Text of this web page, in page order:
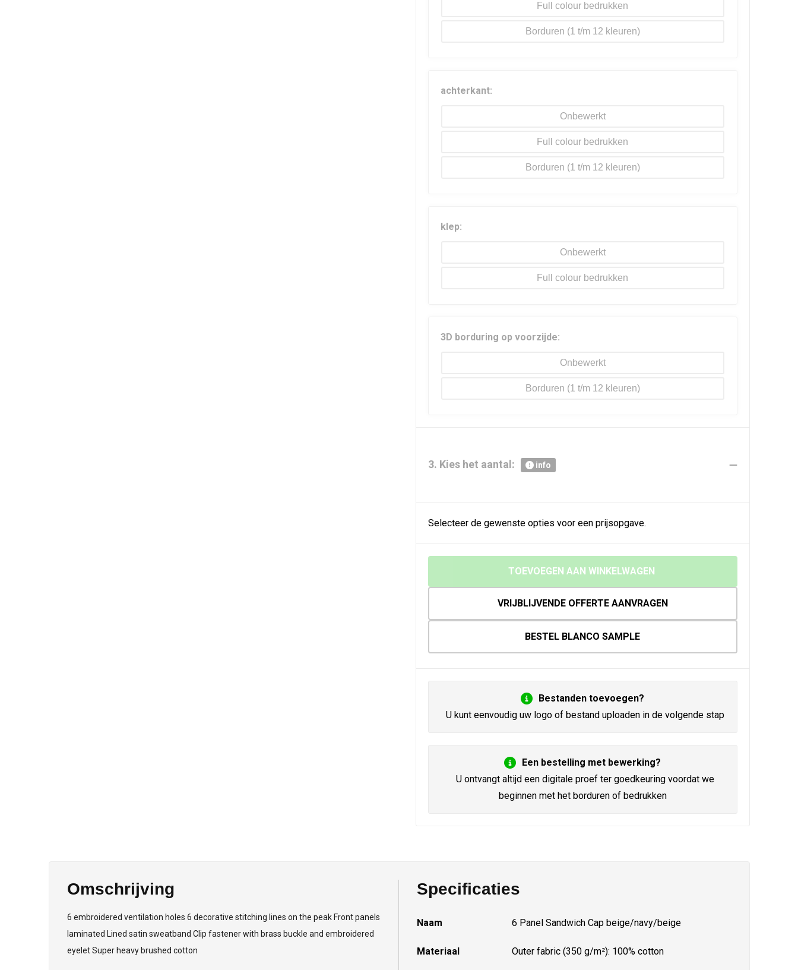
Borduren
Full colour
achterkant:
Onbewerkt
Borduren
Full colour
klep:
Onbewerkt
Full colour
3D borduring op voorzijde:
Onbewerkt
Borduren
3. Kies het aantal: info
Selecteer de gewenste opties voor een prijsopgave.
TOEVOEGEN AAN WINKELWAGEN
VRIJBLIJVENDE OFFERTE AANVRAGEN
BESTEL BLANCO SAMPLE
Bestanden toevoegen?
U kunt eenvoudig uw logo of bestand uploaden in de volgende stap
Een bestelling met bewerking?
U ontvangt altijd een digitale proef ter goedkeuring voordat we
beginnen met het borduren of bedrukken
Omschrijving
6 embroidered ventilation holes 6 decorative stitching lines on the peak Front panels
laminated Lined satin sweatband Clip fastener with brass buckle and embroidered
eyelet Super heavy brushed cotton
Specificaties
Naam 6 Panel Sandwich Cap beige/navy/beige
Materiaal Outer fabric (350 g/m²): 100% cotton